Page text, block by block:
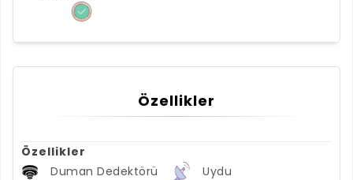
Özellikler
Özellikler
Duman Dedektörü
Uydu